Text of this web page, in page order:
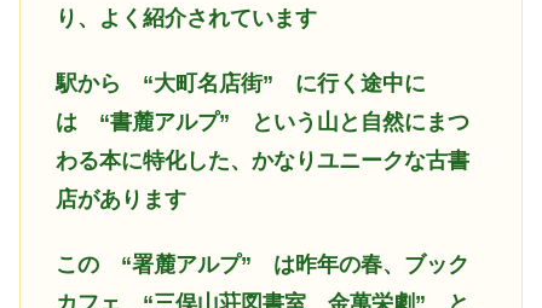
り、よく紹介されています
駅から
“大町名店街” に行く途中に
は “書麓アルプ” という山と自然にまつ
わる本に特化した、かなりユニークな古書
店があります
この “署麓アルプ” は昨年の春、ブック